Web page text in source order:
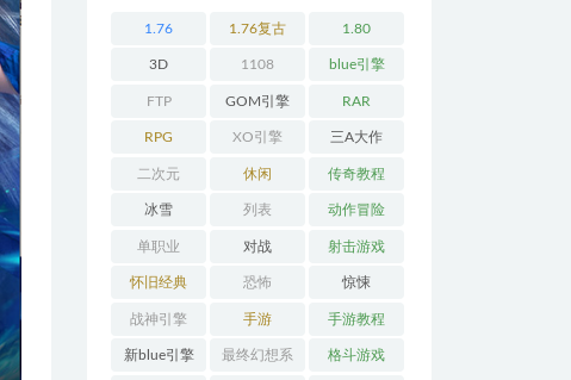
1.76 1.76复古 1.80
3D 1108 blue引擎
FTP GOM引擎 RAR
RPG XO引擎 三A大作
二次元 休闲 传奇教程
冰雪 列表 动作冒险
单职业 对战 射击游戏
怀旧经典 恐怖 惊悚
战神引擎 手游 手游教程
新blue引擎 最终幻想系 格斗游戏